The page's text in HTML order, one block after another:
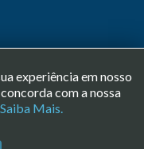
Todos os direitos
experiência em nosso
com a nossa
Saiba Mais.